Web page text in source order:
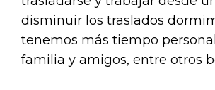
disminuir los traslados
tenemos más tiempo
familia y amigos, entre otros